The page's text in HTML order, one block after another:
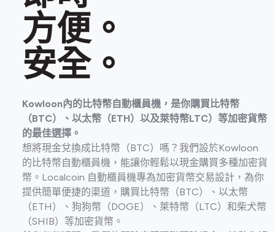
方便。
安全。
Kowloon內的比特幣自動櫃員機，是你購買比特幣
（BTC）、以太幣（ETH）以及萊特幣LTC）等加密貨幣
的最佳選擇。
想將現金兌換成比特幣（BTC）嗎？我們設於Kowloon
的比特幣自動櫃員機，能讓你輕鬆以現金購買多種加密貨
幣。Localcoin 自動櫃員機專為加密貨幣交易設計，為你
提供簡單便捷的渠道，購買比特幣（BTC）、以太幣
（ETH）、狗狗幣（DOGE）、萊特幣（LTC）和柴犬幣
（SHIB）等加密貨幣。